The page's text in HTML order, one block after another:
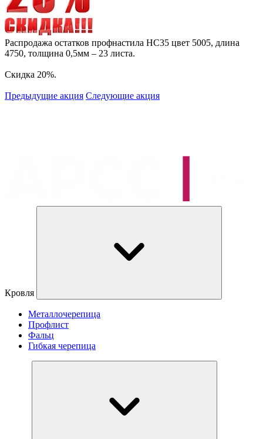
Распродажа остатков профнастила НС35 цвет 5005, длина
4750, толщина 0,5мм – 23 листа.
Скидка 20%.
Предыдущие акция Следующие акция
Кровля
Металлочерепица
Профлист
Фальц
Гибкая черепица